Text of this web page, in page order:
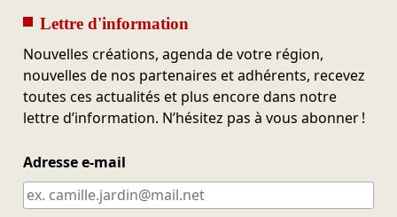
Lettre d'information
Nouvelles créations, agenda de votre région,
nouvelles de nos partenaires et adhérents, recevez
toutes ces actualités et plus encore dans notre
lettre d’information. N’hésitez pas à vous abonner !
Adresse e-mail